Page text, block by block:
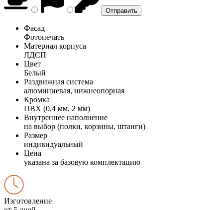
Фасад
Фотопечать
Материал корпуса
ЛДСП
Цвет
Белый
Раздвижная система
алюминиевая, нижнеопорная
Кромка
ПВХ (0,4 мм, 2 мм)
Внутреннее наполнение
на выбор (полки, корзины, штанги)
Размер
индивидуальный
Цена
указана за базовую комплектацию
Изготовление